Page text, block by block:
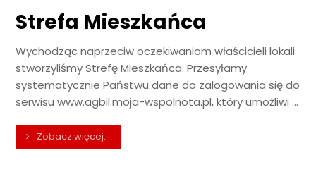
Strefa Mieszkańca
Wychodząc naprzeciw oczekiwaniom właścicieli lokali
stworzyliśmy Strefę Mieszkańca. Przesyłamy
systematycznie Państwu dane do zalogowania się do
serwisu www.agbil.moja-wspolnota.pl, który umożliwi ...
Zobacz więcej...